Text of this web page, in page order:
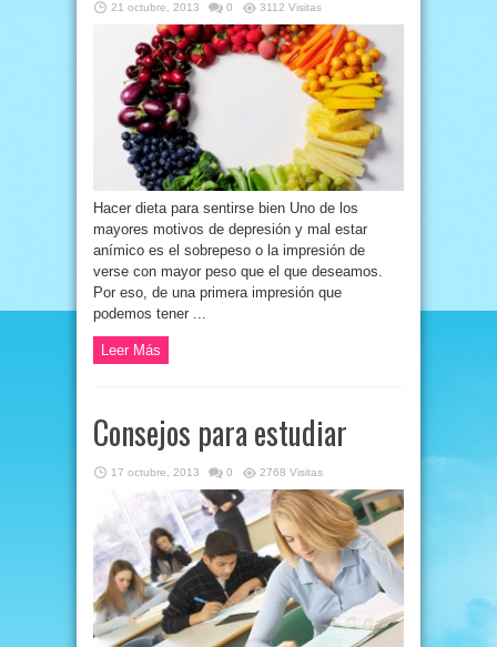
21 octubre, 2013 0 3112 Visitas
Hacer dieta para sentirse bien Uno de los
mayores motivos de depresión y mal estar
anímico es el sobrepeso o la impresión de
verse con mayor peso que el que deseamos.
Por eso, de una primera impresión que
podemos tener ...
Leer Más
Consejos para estudiar
17 octubre, 2013 0 2768 Visitas